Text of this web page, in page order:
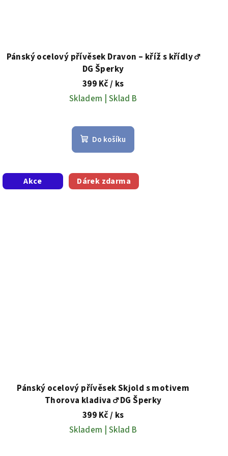
Pánský ocelový přívěsek Dravon – kříž s křídly ♂️
DG Šperky
399 Kč/ ks
Skladem | Sklad B
Do košíku
Akce Dárek zdarma
Pánský ocelový přívěsek Skjold s motivem
Thorova kladiva ♂️ DG Šperky
399 Kč/ ks
Skladem | Sklad B